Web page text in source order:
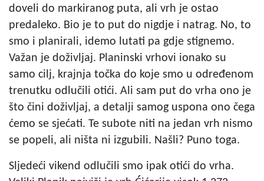
doveli do markiranog puta, ali vrh je ostao
predaleko. Bio je to put do nigdje i natrag. No, to
smo i planirali, idemo lutati pa gdje stignemo.
Važan je doživljaj. Planinski vrhovi ionako su
samo cilj, krajnja točka do koje smo u određenom
trenutku odlučili otići. Ali sam put do vrha ono je
što čini doživljaj, a detalji samog uspona ono čega
ćemo se sjećati. Te subote niti na jedan vrh nismo
se popeli, ali ništa ni izgubili. Našli? Puno toga.
Sljedeći vikend odlučili smo ipak otići do vrha.